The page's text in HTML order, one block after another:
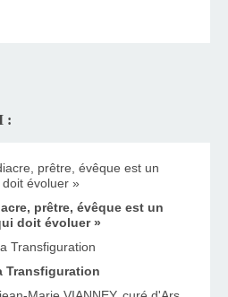
:
prêtre, évêque est un
doit évoluer »
Transfiguration